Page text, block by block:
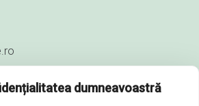
dumneavoastră